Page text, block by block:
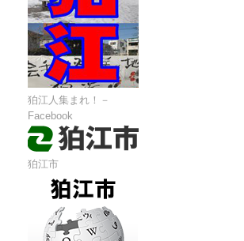
狛江人集まれ！－
Facebook
狛江市